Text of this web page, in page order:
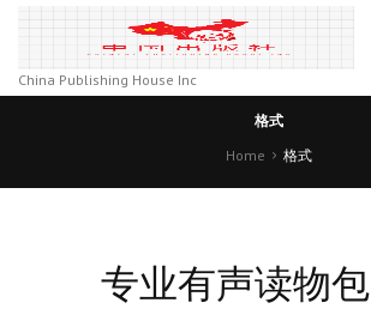
China Publishing House Inc
格式
Home
格式
专业有声读物包